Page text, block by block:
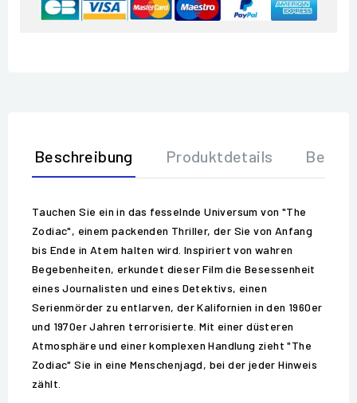
Beschreibung Produktdetails
Tauchen Sie ein in das fesselnde Universum von "The
Zodiac", einem packenden Thriller, der Sie von Anfang
bis Ende in Atem halten wird. Inspiriert von wahren
Begebenheiten, erkundet dieser Film die Besessenheit
eines Journalisten und eines Detektivs, einen
Serienmörder zu entlarven, der Kalifornien in den 1960er
und 1970er Jahren terrorisierte. Mit einer düsteren
Atmosphäre und einer komplexen Handlung zieht "The
Zodiac" Sie in eine Menschenjagd, bei der jeder Hinweis
zählt.